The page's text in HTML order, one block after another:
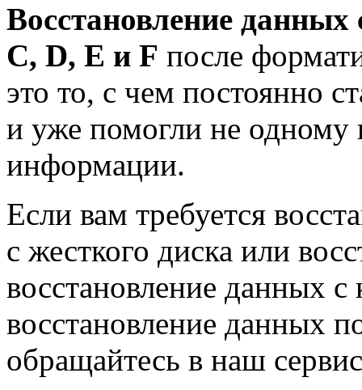
Восстановление данных
С, D, E и F после
это то, с чем постоянно
и уже помогли не одному
информации.
Если вам требуется
с жесткого диска или
восстановление данных с
восстановление данных
обращайтесь в наш